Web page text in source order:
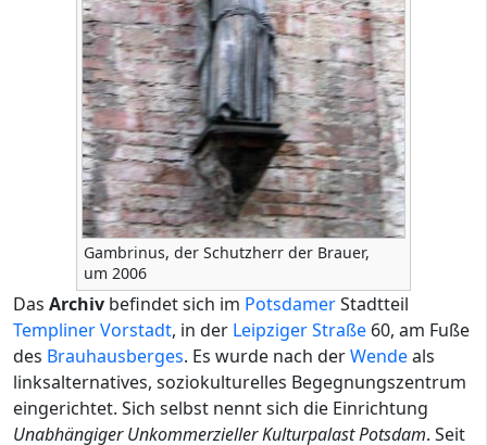
Gambrinus, der Schutzherr der Brauer,
um 2006
Das Archiv befindet sich im PotsdamerStadtteil
Templiner Vorstadt, in der Leipziger Straße 60, am Fuße
des Brauhausberges. Es wurde nach derWendeals
linksalternatives, soziokulturelles Begegnungszentrum
eingerichtet. Sich selbst nennt sich die Einrichtung
Unabhängiger Unkommerzieller Kulturpalast Potsdam. Seit